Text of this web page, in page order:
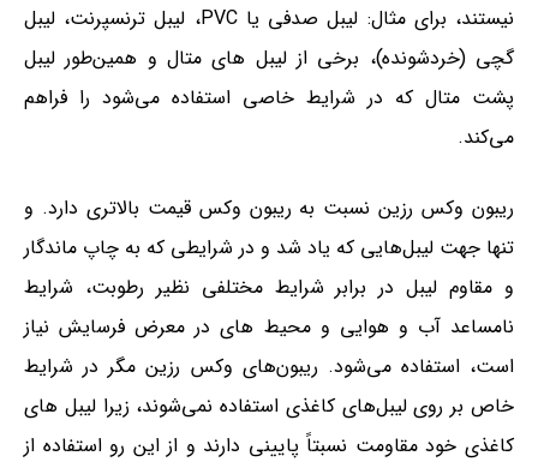
نیستند، برای مثال: لیبل صدفی یا PVC، لیبل ترنسپرنت، لیبل
گچی (خردشونده)، برخی از لیبل های متال و همین‌طور لیبل
پشت متال که در شرایط خاصی استفاده می‌شود را فراهم
می‌کند.
ریبون وکس رزین نسبت به ریبون وکس قیمت بالاتری دارد. و
تنها جهت لیبل‌هایی که یاد شد و در شرایطی که به چاپ ماندگار
و مقاوم لیبل در برابر شرایط مختلفی نظیر رطوبت، شرایط
نامساعد آب و هوایی و محیط های در معرض فرسایش نیاز
است، استفاده می‌شود. ریبون‌های وکس رزین مگر در شرایط
خاص بر روی لیبل‌های کاغذی استفاده نمی‌شوند، زیرا لیبل های
کاغذی خود مقاومت نسبتاً پایینی دارند و از این رو استفاده از